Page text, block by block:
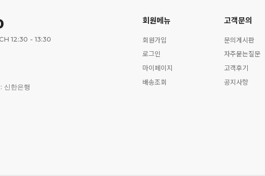
12:30 - 13:30
신한은행
회원메뉴
회원가입
로그인
마이페이지
배송조회
고객문의
문의게시판
자주묻는질문
고객후기
공지사항